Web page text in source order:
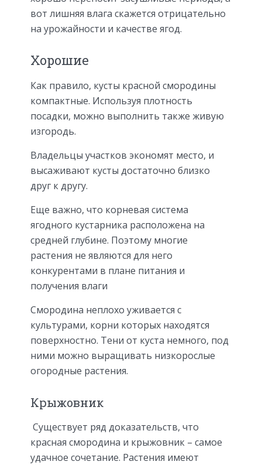
вот лишняя влага скажется отрицательно
на урожайности и качестве ягод.
Хорошие
Как правило, кусты красной смородины
компактные. Используя плотность
посадки, можно выполнить также живую
изгородь.
Владельцы участков экономят место, и
высаживают кусты достаточно близко
друг к другу.
Еще важно, что корневая система
ягодного кустарника расположена на
средней глубине. Поэтому многие
растения не являются для него
конкурентами в плане питания и
получения влаги
Смородина неплохо уживается с
культурами, корни которых находятся
поверхностно. Тени от куста немного, под
ними можно выращивать низкорослые
огородные растения.
Крыжовник
Существует ряд доказательств, что
красная смородина и крыжовник – самое
удачное сочетание. Растения имеют